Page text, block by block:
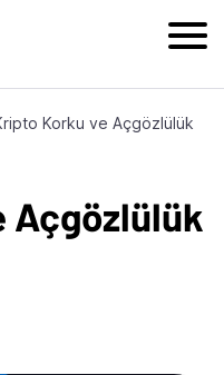
Korku ve Açgözlülük
Açgözlülük